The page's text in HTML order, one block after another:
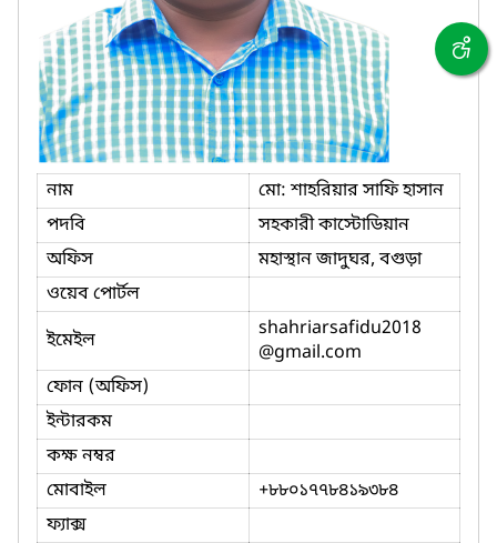
নাম
মো: শাহরিয়ার সাফি হাসান
পদবি
সহকারী কাস্টোডিয়ান
অফিস
মহাস্থান জাদুঘর, বগুড়া
ওয়েব পোর্টল
ইমেইল
shahriarsafidu2018
@gmail.com
ফোন (অফিস)
ইন্টারকম
কক্ষ নম্বর
মোবাইল
+৮৮০১৭৭৮৪১৯৩৮৪
ফ্যাক্স